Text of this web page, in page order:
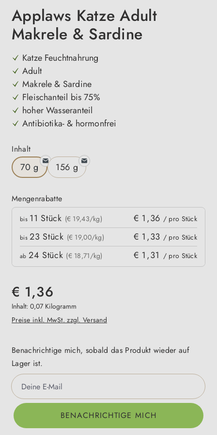
Applaws Katze Adult
Makrele & Sardine
Katze Feuchtnahrung
Adult
Makrele & Sardine
Fleischanteil bis 75%
hoher Wasseranteil
Antibiotika- & hormonfrei
Inhaltauswählen
70 g 156 g
Mengenrabatte
Mengenrabatte
bis 11 Stück (€ 19,43/kg) € 1,36 / pro Stück
bis23 Stück (€ 19,00/kg) € 1,33 / pro Stück
ab 24 Stück (€ 18,71/kg) € 1,31 / pro Stück
€ 1,36
Inhalt: 0,07 Kilogramm
Preise inkl. MwSt. zzgl. Versand
Benachrichtige mich, sobald das Produkt wieder auf
Lager ist.
Deine E-Mail
BENACHRICHTIGE MICH